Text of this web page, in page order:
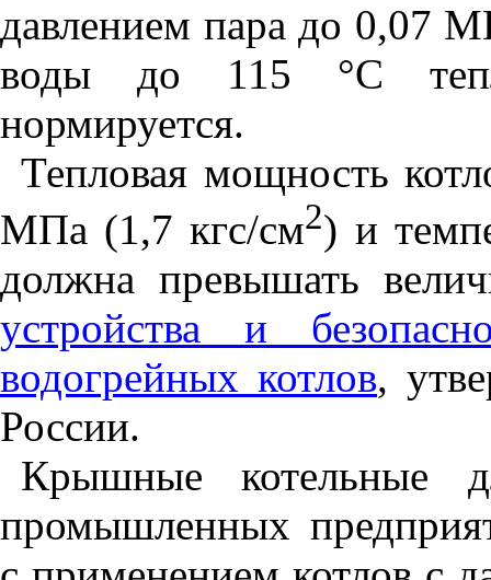
давлением пара до 0,07
воды до 115 °С
нормируется.
Тепловая мощность
МПа (1,7 кгс/см2) и
должна превышать
устройства и
водогрейных котлов,
России.
Крышные котельные
промышленных